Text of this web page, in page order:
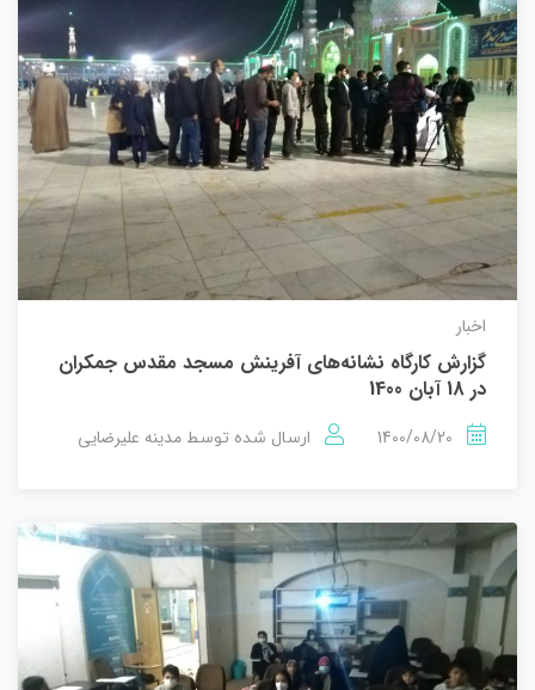
اخبار
گزارش کارگاه نشانه‌های آفرینش مسجد مقدس جمکران
در 18 آبان 1400
1400/08/20 ارسال شده توسط مدینه علیرضایی